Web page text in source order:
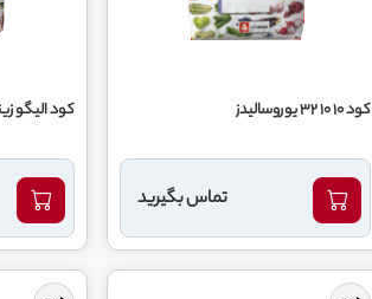
کود 10 10 32 یوروسالیدز
تماس بگیرید
کود اليگو